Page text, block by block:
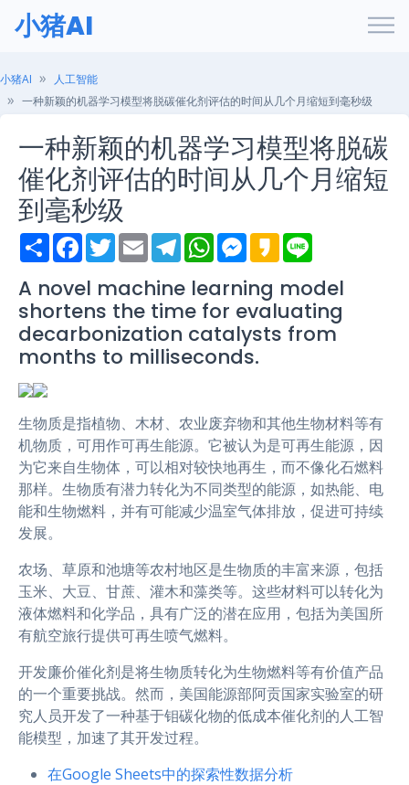
小猪AI
小猪AI
人工智能
一种新颖的机器学习模型将脱碳催化剂评估的时间从几个月缩短到毫秒级
一种新颖的机器学习模型将脱碳
催化剂评估的时间从几个月缩短
到毫秒级
S
h
r
e
F
a
e
b
o
o
k
T
w
t
t
e
r
E
m
i
T
e
e
g
r
a
m
W
h
t
s
A
p
p
M
e
s
e
n
g
e
r
K
a
a
o
e
A novel machine learning model
shortens the time for evaluating
decarbonization catalysts from
months to milliseconds.
生物质是指植物、木材、农业废弃物和其他生物材料等有
机物质，可用作可再生能源。它被认为是可再生能源，因
为它来自生物体，可以相对较快地再生，而不像化石燃料
那样。生物质有潜力转化为不同类型的能源，如热能、电
能和生物燃料，并有可能减少温室气体排放，促进可持续
发展。
农场、草原和池塘等农村地区是生物质的丰富来源，包括
玉米、大豆、甘蔗、灌木和藻类等。这些材料可以转化为
液体燃料和化学品，具有广泛的潜在应用，包括为美国所
有航空旅行提供可再生喷气燃料。
开发廉价催化剂是将生物质转化为生物燃料等有价值产品
的一个重要挑战。然而，美国能源部阿贡国家实验室的研
究人员开发了一种基于钼碳化物的低成本催化剂的人工智
能模型，加速了其开发过程。
在Google Sheets中的探索性数据分析